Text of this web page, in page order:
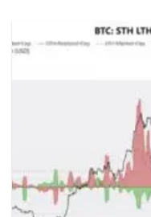
trình xem xét chính